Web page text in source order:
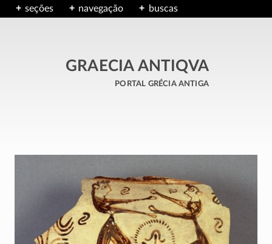
seções navegação buscas
GRAECIA ANTIQVA
portal grécia antiga